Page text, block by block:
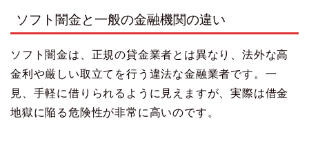
ソフト闇金と一般の金融機関の違い
ソフト闇金は、正規の貸金業者とは異なり、法外な高
金利や厳しい取立てを行う違法な金融業者です。一
見、手軽に借りられるように見えますが、実際は借金
地獄に陥る危険性が非常に高いのです。